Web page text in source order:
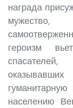
награда
мужество,
героизм
спасателей,
оказывавших
населению